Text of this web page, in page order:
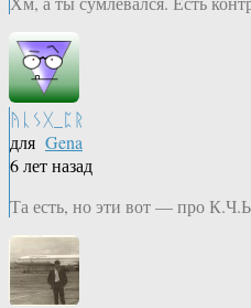
ᚤᚳᛊᚷ_ᛈᚱ
для Gena
6 лет назад
Та есть, но эти вот — про